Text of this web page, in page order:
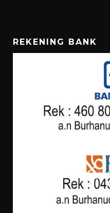
REKENING BANK